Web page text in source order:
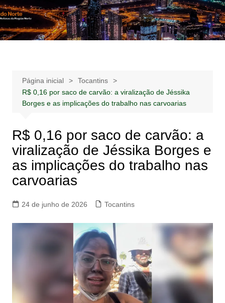
Ir
para
o
Notícias –
Publicidades –
Notícias – Publicidades – Anúncios
Página inicial
Tocantins
R$ 0,16 por saco de carvão: a viralização de Jéssika
Borges e as implicações do trabalho nas carvoarias
R$ 0,16 por saco de carvão: a
viralização de Jéssika Borges e
as implicações do trabalho nas
carvoarias
24 de junho de 2026 Tocantins